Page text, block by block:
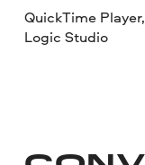
QuickTime
Logic Studio